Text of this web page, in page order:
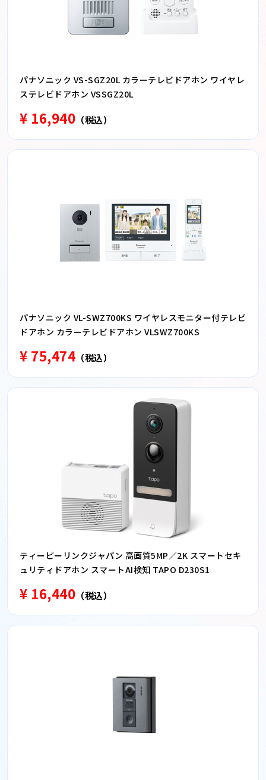
パナソニック VS-SGZ20L カラーテレビドアホン ワイヤレ
ステレビドアホン VSSGZ20L
¥ 16,940 （税込）
パナソニック VL-SWZ700KS ワイヤレスモニター付テレビ
ドアホン カラーテレビドアホン VLSWZ700KS
¥ 75,474 （税込）
ティーピーリンクジャパン 高画質5MP／2K スマートセキ
ュリティドアホン スマートAI検知 TAPO D230S1
¥ 16,440 （税込）